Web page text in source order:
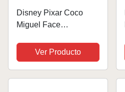
Disney Pixar Coco
Miguel Face
Ver Producto